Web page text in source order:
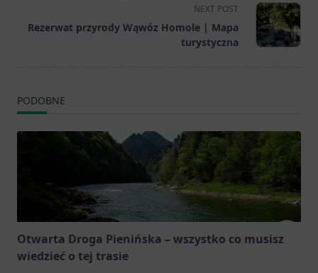
reader-
NEXT POST
Rezerwat przyrody Wąwóz Homole | Mapa
turystyczna
PODOBNE
Otwarta Droga Pienińska – wszystko co musisz
wiedzieć o tej trasie